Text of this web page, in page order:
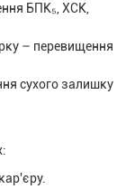
БПК₅, ХСК,
– перевищення
сухого залишку